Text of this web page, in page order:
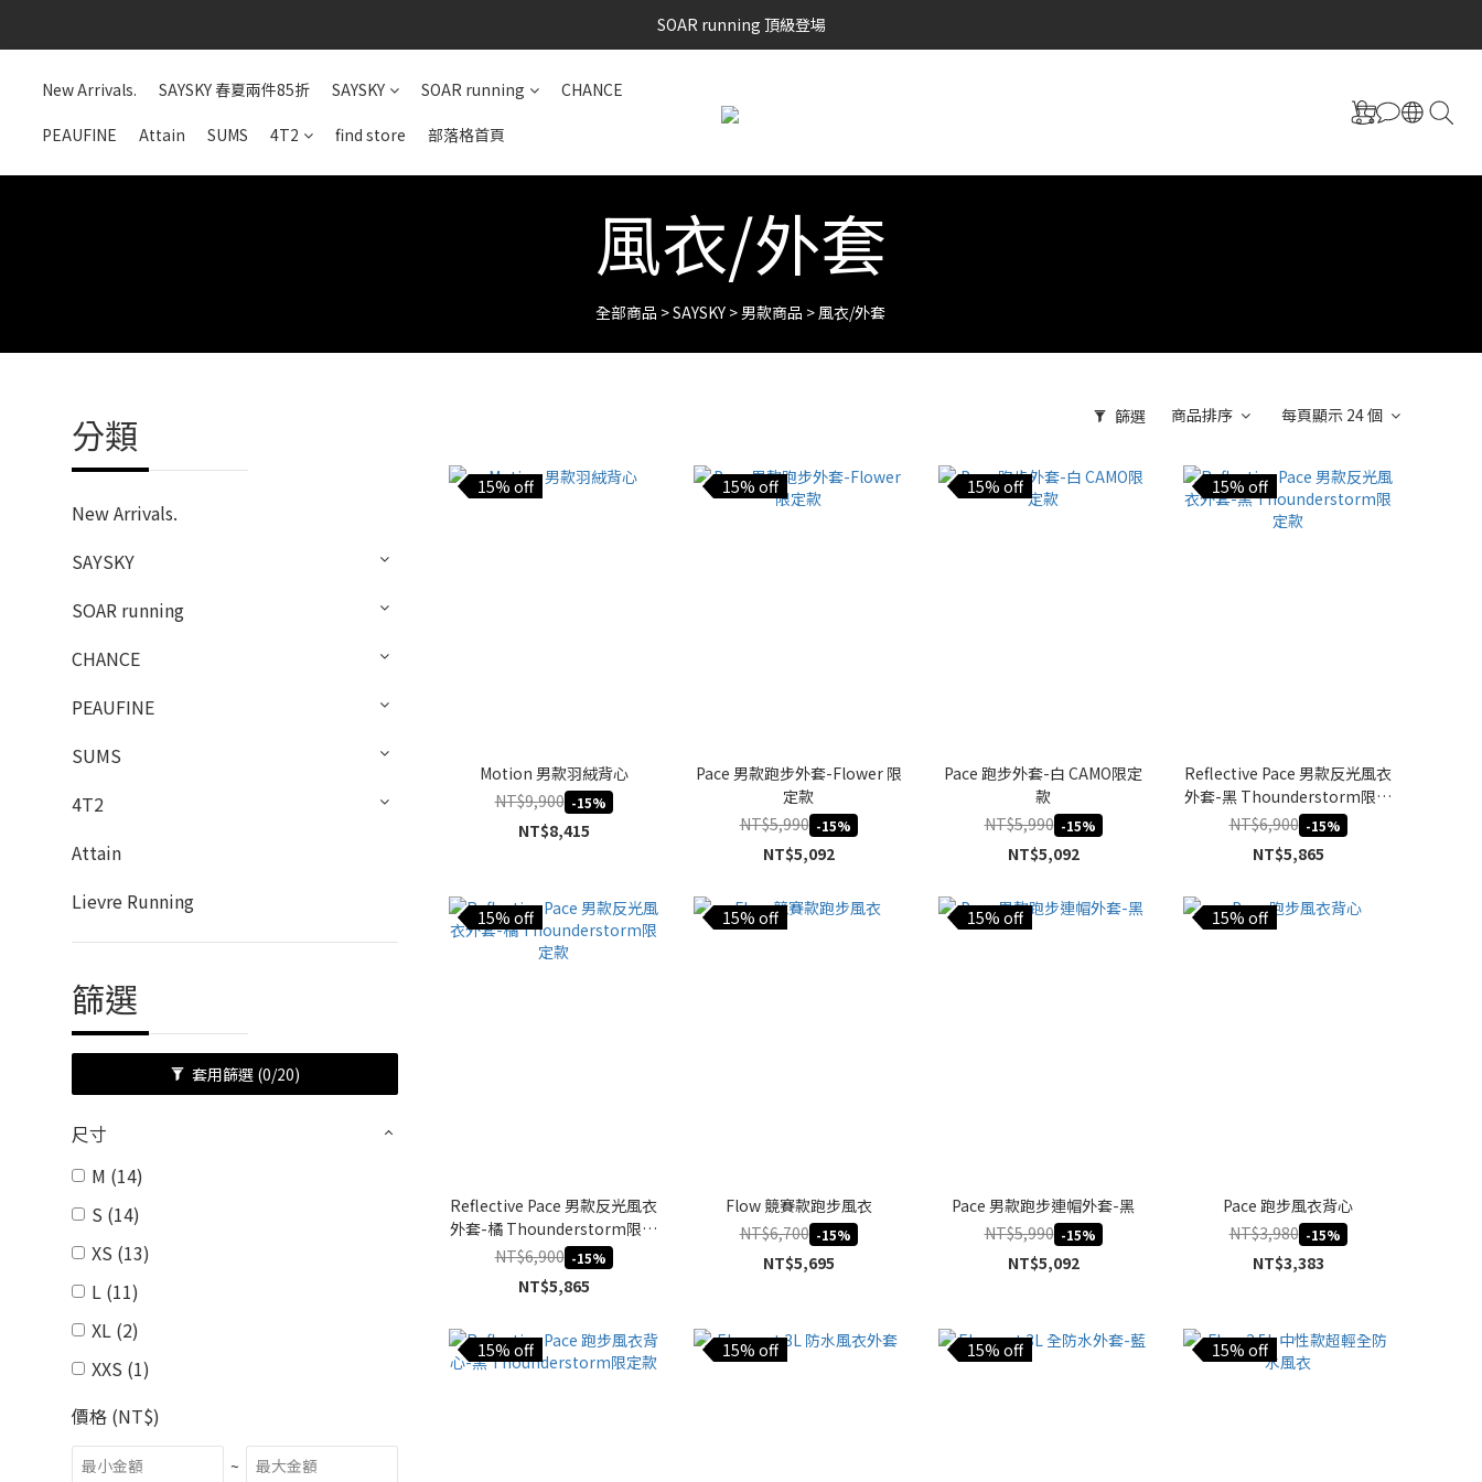
SAYSKY 26'春夏兩件85折
SOAR running 頂級登場
SAYSKY 26'春夏兩件85折
New Arrivals. SAYSKY 春夏兩件85折 SAYSKY SOAR running CHANCE
PEAUFINE Attain SUMS 4T2 find store 部落格首頁
風衣/外套
全部商品 >SAYSKY >男款商品 >風衣/外套
分類
New Arrivals.
SAYSKY
SOAR running
CHANCE
PEAUFINE
SUMS
4T2
Attain
Lievre Running
篩選
套用篩選 (0/20)
尺寸
M (14)
S (14)
XS (13)
L (11)
XL (2)
XXS (1)
價格 (NT$)
~
篩選 商品排序 每頁顯示 24 個
15% off
Motion 男款羽絨背心
NT$9,900 -15%
NT$8,415
15% off
Pace 男款跑步外套-Flower 限
定款
NT$5,990 -15%
NT$5,092
15% off
Pace 跑步外套-白 CAMO限定
款
NT$5,990 -15%
NT$5,092
15% off
Reflective Pace 男款反光風衣
外套-黑 Thounderstorm限定
款
NT$6,900 -15%
NT$5,865
15% off
Reflective Pace 男款反光風衣
外套-橘 Thounderstorm限定
款
NT$6,900 -15%
NT$5,865
15% off
Flow 競賽款跑步風衣
NT$6,700 -15%
NT$5,695
15% off
Pace 男款跑步連帽外套-黑
NT$5,990 -15%
NT$5,092
15% off
Pace 跑步風衣背心
NT$3,980 -15%
NT$3,383
15% off 15% off 15% off 15% off